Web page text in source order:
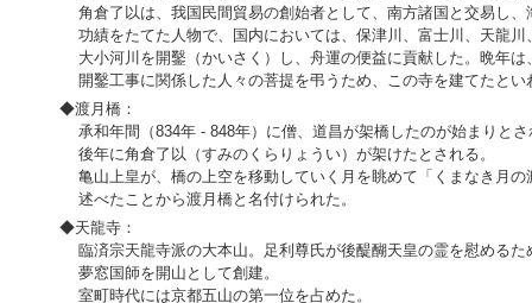
角倉了以は、我国民間貿易の創始者として、南方諸国と交易し、
功績をたてた人物で、国内においては、保津川、富士川、天龍川
大小河川を開鑿（かいさく）し、舟運の便益に貢献した。晩年は
開鑿工事に関係した人々の菩提を弔うため、この寺を建てたとい
◆渡月橋：
承和年間（834年 - 848年）に僧、道昌が架橋したのが始まりとさ
後年に角倉了以（すみのくらりょうい）が架けたとされる。
亀山上皇が、橋の上空を移動していく月を眺めて「くまなき月の
述べたことから渡月橋と名付けられた。
◆天龍寺：
臨済宗天龍寺派の大本山。足利尊氏が後醍醐天皇の霊を慰めるた
夢窓国師を開山として創建。
室町時代には京都五山の第一位を占めた。